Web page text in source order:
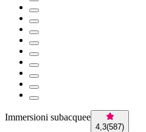
Immersioni subacquee
4,3(587)